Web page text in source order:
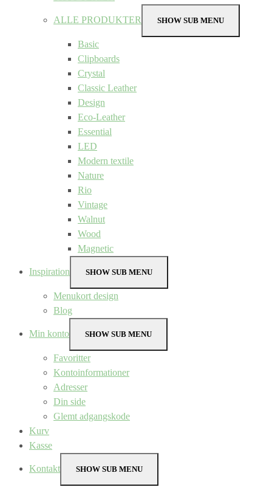
ALLE PRODUKTER SHOW SUB MENU
Basic
Clipboards
Crystal
Classic Leather
Design
Eco-Leather
Essential
LED
Modern textile
Nature
Rio
Vintage
Walnut
Wood
Magnetic
Inspiration SHOW SUB MENU
Menukort design
Blog
Min konto SHOW SUB MENU
Favoritter
Kontoinformationer
Adresser
Din side
Glemt adgangskode
Kurv
Kasse
Kontakt SHOW SUB MENU